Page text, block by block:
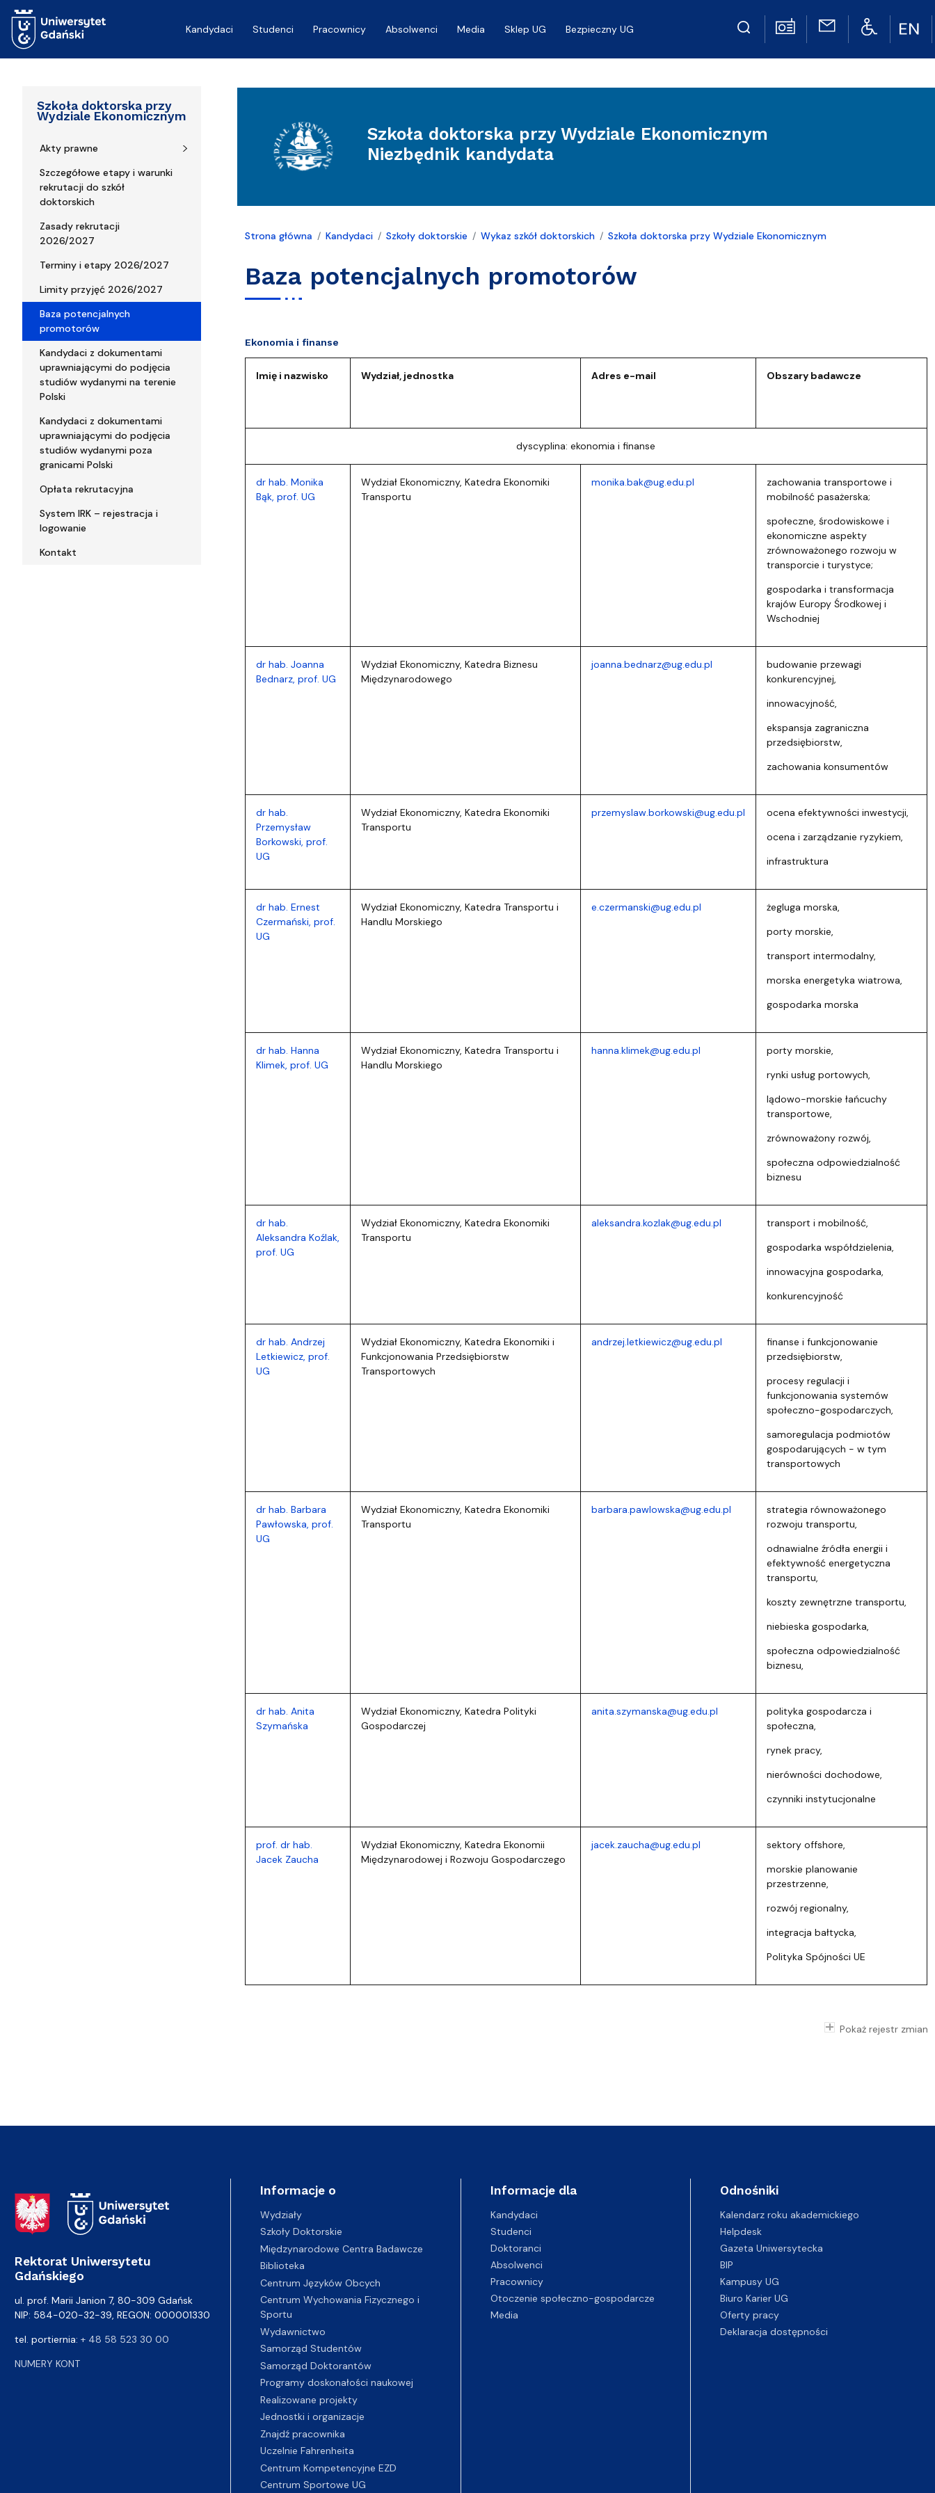
Kandydaci
Studenci Pracownicy Absolwenci Media Sklep UG Bezpieczny UG
Szkoła doktorska przy
Wydziale Ekonomicznym
Akty prawne
Szczegółowe etapy i warunki
rekrutacji do szkół
doktorskich
Zasady rekrutacji
2026/2027
Terminy i etapy 2026/2027
Limity przyjęć 2026/2027
Baza potencjalnych
promotorów
Kandydaci z dokumentami
uprawniającymi do podjęcia
studiów wydanymi na terenie
Polski
Kandydaci z dokumentami
uprawniającymi do podjęcia
studiów wydanymi poza
granicami Polski
Opłata rekrutacyjna
System IRK – rejestracja i
logowanie
Kontakt
Szkoła doktorska przy Wydziale Ekonomicznym
Niezbędnik kandydata
Strona główna Kandydaci Szkoły doktorskie Wykaz szkół doktorskich Szkoła doktorska przy Wydziale Ekonomicznym
Baza potencjalnych promotorów
Ekonomia i finanse
Imię i nazwisko Wydział, jednostka Adres e-mail Obszary badawcze
dyscyplina: ekonomia i finanse
dr hab. Monika
Bąk, prof. UG
Wydział Ekonomiczny, Katedra Ekonomiki
Transportu
monika.bak@ug.edu.pl
zachowania transportowe i
mobilność pasażerska;
społeczne, środowiskowe i
ekonomiczne aspekty
zrównoważonego rozwoju w
transporcie i turystyce;
gospodarka i transformacja
krajów Europy Środkowej i
Wschodniej
dr hab. Joanna
Bednarz, prof. UG
Wydział Ekonomiczny, Katedra Biznesu
Międzynarodowego
joanna.bednarz@ug.edu.pl
budowanie przewagi
konkurencyjnej,
innowacyjność,
ekspansja zagraniczna
przedsiębiorstw,
zachowania konsumentów
dr hab.
Przemysław
Borkowski, prof.
UG
Wydział Ekonomiczny, Katedra Ekonomiki
Transportu
przemyslaw.borkowski@ug.edu.pl
ocena efektywności inwestycji,
ocena i zarządzanie ryzykiem,
infrastruktura
dr hab. Ernest
Czermański, prof.
UG
Wydział Ekonomiczny, Katedra Transportu i
Handlu Morskiego
e.czermanski@ug.edu.pl
żegluga morska,
porty morskie,
transport intermodalny,
morska energetyka wiatrowa,
gospodarka morska
dr hab. Hanna
Klimek, prof. UG
Wydział Ekonomiczny, Katedra Transportu i
Handlu Morskiego
hanna.klimek@ug.edu.pl
porty morskie,
rynki usług portowych,
lądowo-morskie łańcuchy
transportowe,
zrównoważony rozwój,
społeczna odpowiedzialność
biznesu
dr hab.
Aleksandra Koźlak,
prof. UG
Wydział Ekonomiczny, Katedra Ekonomiki
Transportu
aleksandra.kozlak@ug.edu.pl
transport i mobilność,
gospodarka współdzielenia,
innowacyjna gospodarka,
konkurencyjność
dr hab. Andrzej
Letkiewicz, prof.
UG
Wydział Ekonomiczny, Katedra Ekonomiki i
Funkcjonowania Przedsiębiorstw
Transportowych
andrzej.letkiewicz@ug.edu.pl
finanse i funkcjonowanie
przedsiębiorstw,
procesy regulacji i
funkcjonowania systemów
społeczno-gospodarczych,
samoregulacja podmiotów
gospodarujących - w tym
transportowych
dr hab. Barbara
Pawłowska, prof.
UG
Wydział Ekonomiczny, Katedra Ekonomiki
Transportu
barbara.pawlowska@ug.edu.pl
strategia równoważonego
rozwoju transportu,
odnawialne źródła energii i
efektywność energetyczna
transportu,
koszty zewnętrzne transportu,
niebieska gospodarka,
społeczna odpowiedzialność
biznesu,
dr hab. Anita
Szymańska
Wydział Ekonomiczny, Katedra Polityki
Gospodarczej
anita.szymanska@ug.edu.pl
polityka gospodarcza i
społeczna,
rynek pracy,
nierówności dochodowe,
czynniki instytucjonalne
prof. dr hab.
Jacek Zaucha
Wydział Ekonomiczny, Katedra Ekonomii
Międzynarodowej i Rozwoju Gospodarczego
jacek.zaucha@ug.edu.pl
sektory offshore,
morskie planowanie
przestrzenne,
rozwój regionalny,
integracja bałtycka,
Polityka Spójności UE
Pokaż rejestr zmian
Adres Rektoratu
Rektorat Uniwersytetu
Gdańskiego
ul. prof. Marii Janion 7, 80-309 Gdańsk
NIP: 584-020-32-39, REGON: 000001330
tel. portiernia: + 48 58 523 30 00
NUMERY KONT
Informacje o
Wydziały
Szkoły Doktorskie
Międzynarodowe Centra Badawcze
Biblioteka
Centrum Języków Obcych
Centrum Wychowania Fizycznego i
Sportu
Wydawnictwo
Samorząd Studentów
Samorząd Doktorantów
Programy doskonałości naukowej
Realizowane projekty
Jednostki i organizacje
Znajdź pracownika
Uczelnie Fahrenheita
Centrum Kompetencyjne EZD
Centrum Sportowe UG
Informacje dla
Kandydaci
Studenci
Doktoranci
Absolwenci
Pracownicy
Otoczenie społeczno-gospodarcze
Media
Odnośniki
Kalendarz roku akademickiego
Helpdesk
Gazeta Uniwersytecka
BIP
Kampusy UG
Biuro Karier UG
Oferty pracy
Deklaracja dostępności